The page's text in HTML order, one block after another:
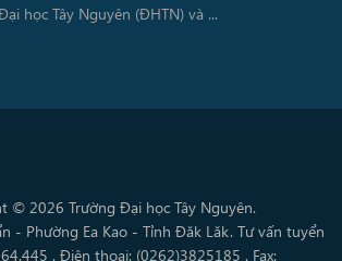
học Tây Nguyên (ĐHTN) và ...
© 2026 Trường Đại học Tây Nguyên.
- Phường Ea Kao - Tỉnh Đăk Lăk. Tư vấn tuyển
. Điện thoại: (0262)3825185 . Fax: